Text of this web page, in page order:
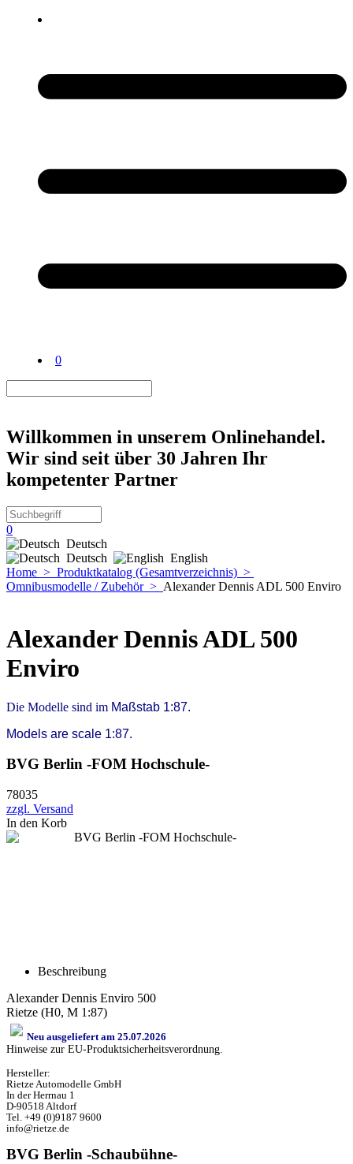
0
Willkommen in unserem Onlinehandel.
Wir sind seit über 30 Jahren Ihr
kompetenter Partner
0
Deutsch
Deutsch
English
Home > Produktkatalog (Gesamtverzeichnis) >
Omnibusmodelle / Zubehör> Alexander Dennis ADL 500 Enviro
Alexander Dennis ADL 500
Enviro
Die Modelle sind im Maßstab 1:87.
Models are scale 1:87.
BVG Berlin -FOM Hochschule-
78035
zzgl. Versand
In den Korb
Beschreibung
Alexander Dennis Enviro 500
Rietze (H0, M 1:87)
Neu ausgeliefert am 25.07.2026
Hinweise zur EU-Produktsicherheitsverordnung.
Hersteller:
Rietze Automodelle GmbH
In der Herrnau 1
D-90518 Altdorf
Tel. +49 (0)9187 9600
info@rietze.de
BVG Berlin -Schaubühne-